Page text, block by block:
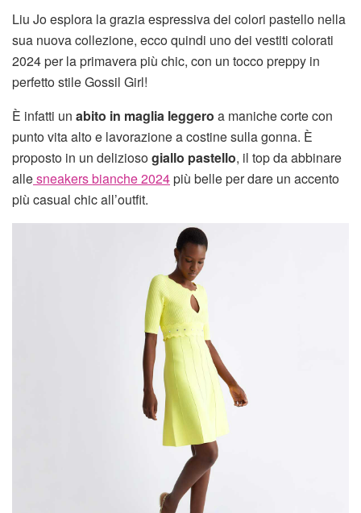
Liu Jo esplora la grazia espressiva dei colori pastello nella
sua nuova collezione, ecco quindi uno dei vestiti colorati
2024 per la primavera più chic, con un tocco preppy in
perfetto stile Gossil Girl!
È infatti un abito in maglia leggero a maniche corte con
punto vita alto e lavorazione a costine sulla gonna. È
proposto in un deliziosogiallo pastello, il top da abbinare
allesneakers bianche 2024più belle per dare un accento
più casual chic all’outfit.